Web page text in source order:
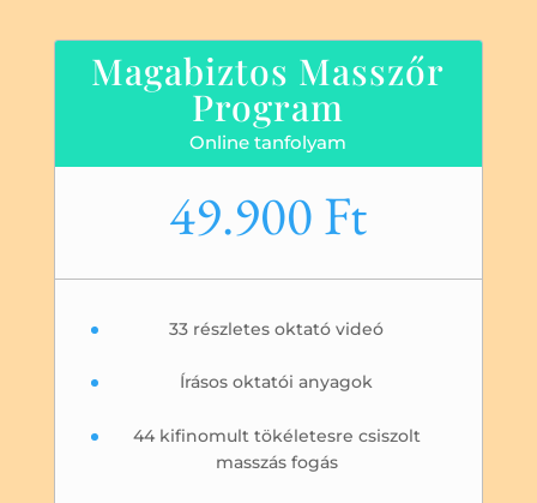
Magabiztos Masszőr
Program
Online tanfolyam
49.900 Ft
33 részletes oktató videó
Írásos oktatói anyagok
44 kifinomult tökéletesre csiszolt
masszás fogás